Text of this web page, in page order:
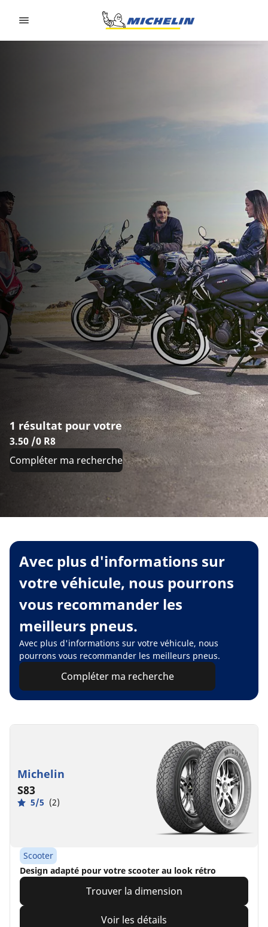
1 résultat pour votre
3.50 /0 R8
Compléter ma recherche
Avec plus d'informations sur
votre véhicule, nous pourrons
vous recommander les
meilleurs pneus.
Avec plus d'informations sur votre véhicule, nous
pourrons vous recommander les meilleurs pneus.
Compléter ma recherche
Michelin
S83
5/5 (2)
Scooter
Design adapté pour votre scooter au look rétro
Trouver la dimension
Voir les détails